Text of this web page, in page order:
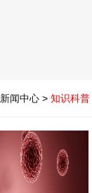
新闻中心 > 知识科普